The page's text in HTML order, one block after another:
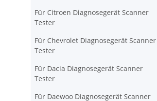
Für Citroen Diagnosegerät Scanner
Tester
Für Chevrolet Diagnosegerät Scanner
Tester
Für Dacia Diagnosegerät Scanner
Tester
Für Daewoo Diagnosegerät Scanner